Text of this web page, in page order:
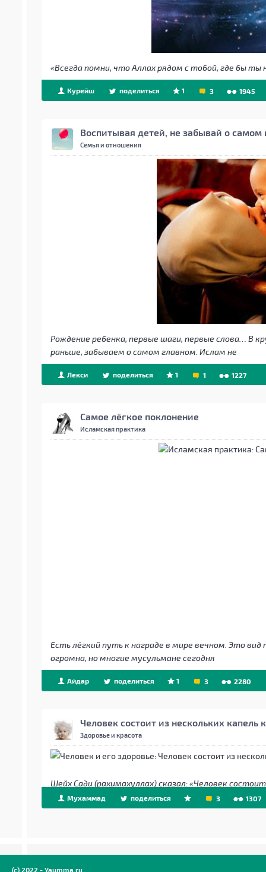
«Всегда помни, что Аллах рядом с тобой, где бы ты
Курейш поделиться 1 3 1945
Воспитывая детей, не забывай о самом
Семья и отношения
Рождение ребенка, первые шаги, первые слова… В
раньше, забываем о самом главном. Ислам не
Лекси поделиться 1 1 1227
Самое лёгкое поклонение
Исламская практика
Есть лёгкий путь к награде в мире вечном. Это
огромна, но многие мусульмане сегодня
Айдар поделиться 1 3 2280
Человек состоит из нескольких капель
Здоровье и красота
Шейх Сади (рахимахуллах) сказал: «Человек
Мухаммад поделиться 3 1307
(c) 2022 - Yaumma.ru